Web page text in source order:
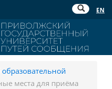
EN
места для приёма